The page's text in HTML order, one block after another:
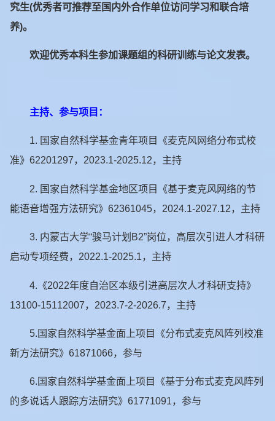
究生(优秀者可推荐至国内外合作单位访问学习和联合培
养)。
欢迎优秀本科生参加课题组的科研训练与论文发表。
主持、参与项目：
1. 国家自然科学基金青年项目《麦克风网络分布式校
准》 62201297 ， 2023.1-2025.12 ，主持
2. 国家自然科学基金地区项目《基于麦克风网络的节
能语音增强方法研究》 62361045， 2024.1-2027.12 ，主持
3. 内蒙古大学“骏马计划 B2”岗位，高层次引进人才科研
启动专项经费， 2022.1-2025.1 ，主持
4. 《2022年度自治区本级引进高层次人才科研支持》
13100-15112007 ， 2023.7-2-2026.7 ，主持
5.国家自然科学基金面上项目《分布式麦克风阵列校准
新方法研究》 61871066，参与
6. 国家自然科学基金面上项目《基于分布式麦克风阵列
的多说话人跟踪方法研究》 61771091 ，参与